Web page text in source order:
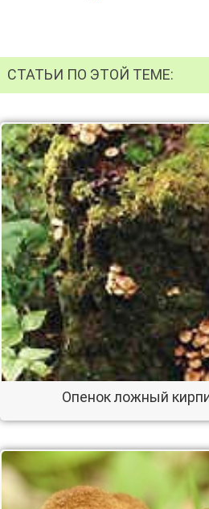
СТАТЬИ ПО ЭТОЙ ТЕМЕ:
Опенок ложный